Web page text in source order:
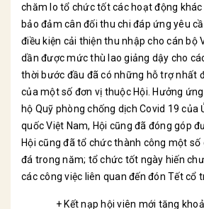
chăm lo tổ chức tốt các hoạt động
bảo đảm cân đối thu chi đáp ứng yêu
điều kiện cải thiện thu nhập cho cán bộ
dần được mức thù lao giảng dậy cho
thời bước đầu đã có những hỗ trợ nhất
của một số đơn vị thuộc Hội. Hưởng
hộ Quỹ phòng chống dịch Covid 19 của
quốc Việt Nam, Hội cũng đã đóng góp
Hội cũng đã tổ chức thành công một
đá trong năm; tổ chức tốt ngày hiến
các công việc liên quan đến đón Tết cổ
+ Kết nạp hội viên mới tăng